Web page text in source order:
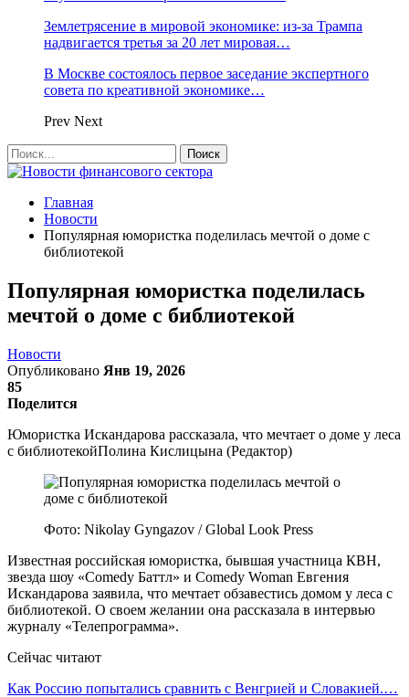
Землетрясение в мировой экономике: из-за Трампа
надвигается третья за 20 лет мировая…
В Москве состоялось первое заседание экспертного
совета по креативной экономике…
Prev Next
Главная
Новости
Популярная юмористка поделилась мечтой о доме с
библиотекой
Популярная юмористка поделилась
мечтой о доме с библиотекой
Новости
Опубликовано Янв 19, 2026
85
Поделится
Юмористка Искандарова рассказала, что мечтает о доме у леса
с библиотекойПолина Кислицына (Редактор)
Фото: Nikolay Gyngazov / Global Look Press
Известная российская юмористка, бывшая участница КВН,
звезда шоу «Comedy Баттл» и Comedy Woman Евгения
Искандарова заявила, что мечтает обзавестись домом у леса с
библиотекой. О своем желании она рассказала в интервью
журналу «Телепрограмма».
Сейчас читают
Как Россию попытались сравнить с Венгрией и Словакией.…